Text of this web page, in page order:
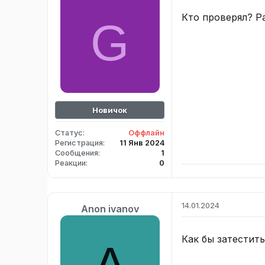
G
Новичок
Статус
Оффлайн
Регистрация
11 Янв 2024
Сообщения
1
Реакции
0
Кто проверял?
Anon ivanov 14.01.2024
Как бы затестить